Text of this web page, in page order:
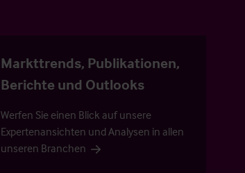
Markttrends, Publikationen,
Berichte und Outlooks
Werfen Sie einen Blick auf unsere
Expertenansichten und Analysen in allen
unseren Branchen